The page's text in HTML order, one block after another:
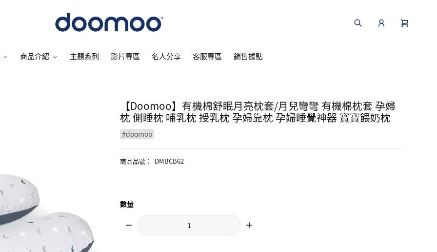
商品介紹 主題系列 影片專區 名人分享 客服專區 銷售據點
【Doomoo】有機棉舒眠月亮枕套/月兒彎彎 有機棉枕套 孕婦
枕 側睡枕 哺乳枕 授乳枕 孕婦靠枕 孕婦睡覺神器 寶寶餵奶枕
#doomoo
商品品號 ： DMBCB62
數量